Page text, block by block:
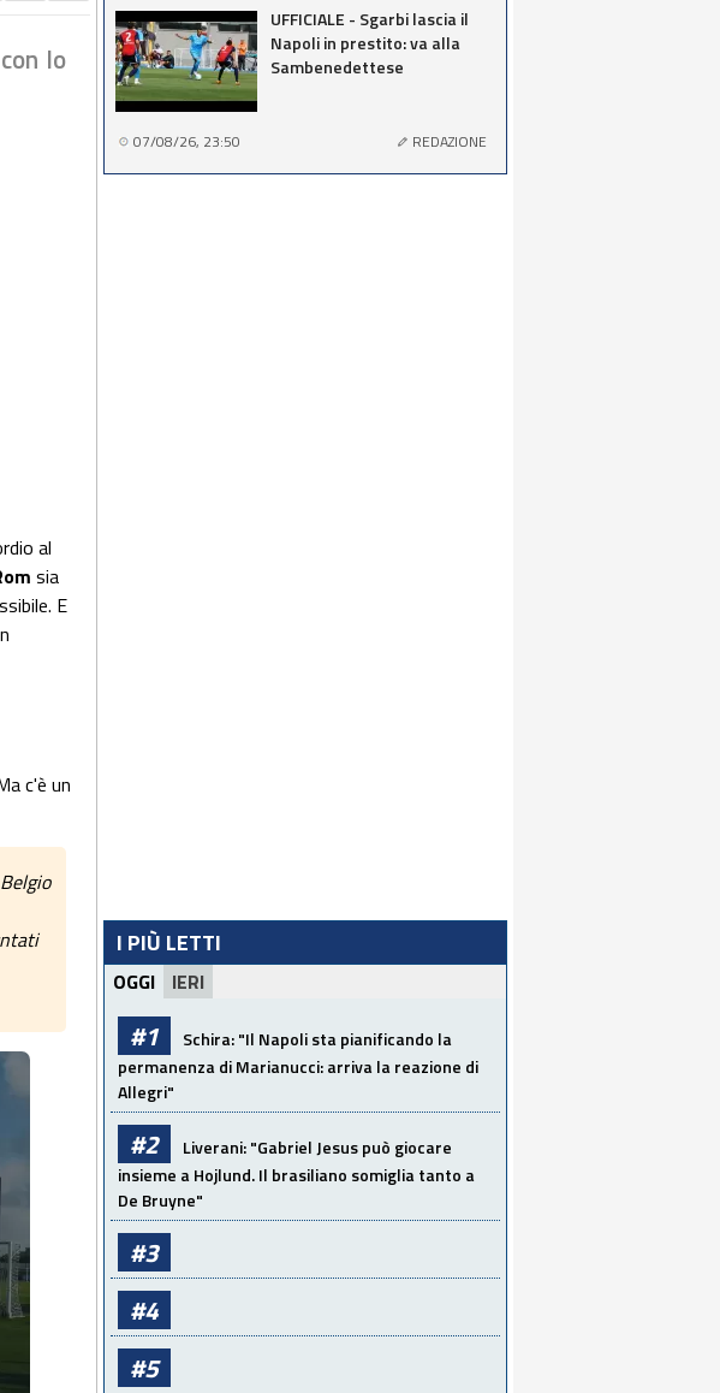
lo
al
sia
E
c'è un
UFFICIALE - Sgarbi lascia il
Napoli in prestito: va alla
Sambenedettese
07/08/26, 23:50 REDAZIONE
I PIÙ LETTI
OGGI IERI
#1
Schira: "Il Napoli sta pianificando la
permanenza di Marianucci: arriva la reazione di
Allegri"
#2
Liverani: "Gabriel Jesus può giocare
insieme a Hojlund. Il brasiliano somiglia tanto a
De Bruyne"
#3
#4
#5